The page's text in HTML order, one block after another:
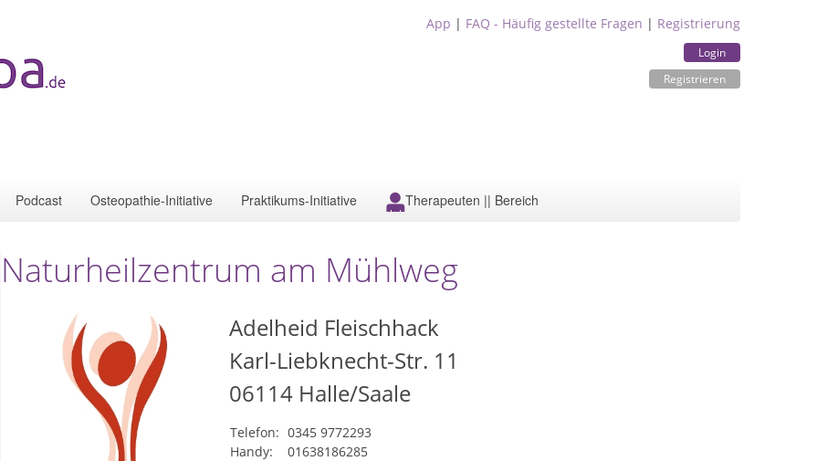
App | FAQ - Häufig gestellte Fragen | Registrierung
Login
Registrieren
Podcast Osteopathie-Initiative Praktikums-Initiative Therapeuten || Bereich
Naturheilzentrum am Mühlweg
Adelheid Fleischhack
Karl-Liebknecht-Str. 11
06114 Halle/Saale
Telefon: 0345 9772293
Handy:
01638186285